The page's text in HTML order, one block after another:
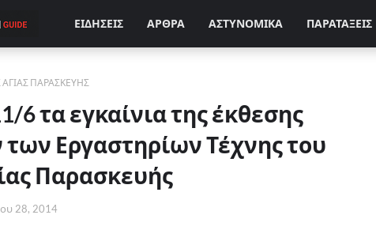
ΕΙΔΗΣΕΙΣ ΑΡΘΡΑ ΑΣΤΥΝΟΜΙΚΑ ΠΑΡΑΤΑΞΕΙΣ
ΠΑΡΑΣΚΕΥΗΣ
6 τα εγκαίνια της έκθεσης
Εργαστηρίων Τέχνης του
Παρασκευής
28, 2014